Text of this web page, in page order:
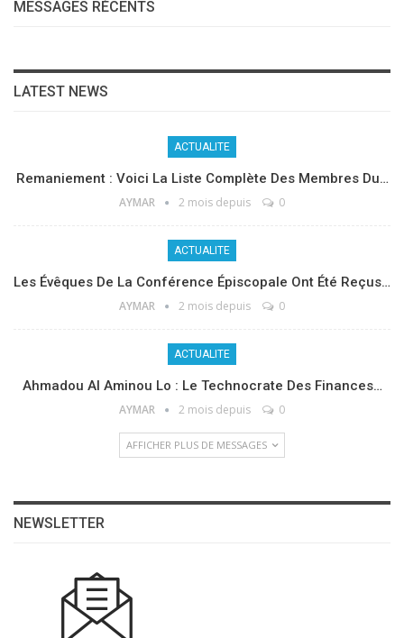
MESSAGES RÉCENTS
LATEST NEWS
ACTUALITE
Remaniement : Voici La Liste Complète Des Membres Du…
AYMAR 2 mois depuis 0
ACTUALITE
Les Évêques De La Conférence Épiscopale Ont Été Reçus…
AYMAR 2 mois depuis 0
ACTUALITE
Ahmadou Al Aminou Lo : Le Technocrate Des Finances…
AYMAR 2 mois depuis 0
AFFICHER PLUS DE MESSAGES
NEWSLETTER